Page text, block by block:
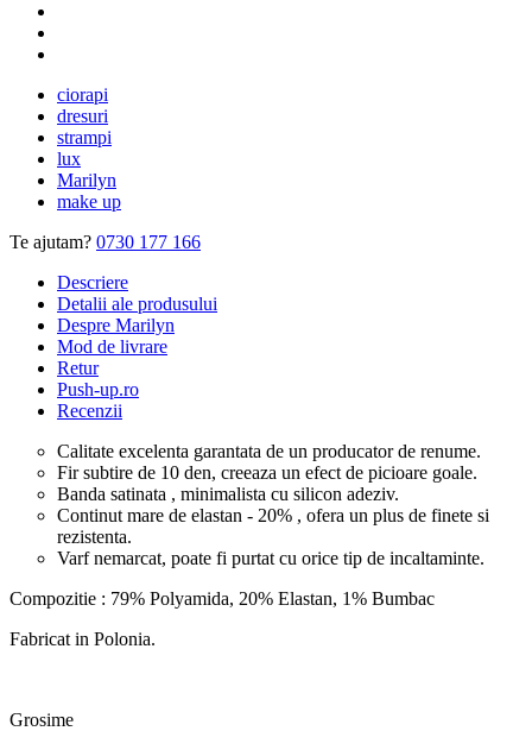
ciorapi
dresuri
strampi
lux
Marilyn
make up
Te ajutam? 0730 177 166
Descriere
Detalii ale produsului
Despre Marilyn
Mod de livrare
Retur
Push-up.ro
Recenzii
Calitate excelenta garantata de un producator de renume.
Fir subtire de 10 den, creeaza un efect de picioare goale.
Banda satinata , minimalista cu silicon adeziv.
Continut mare de elastan - 20% , ofera un plus de finete si
rezistenta.
Varf nemarcat, poate fi purtat cu orice tip de incaltaminte.
Compozitie : 79% Polyamida, 20% Elastan, 1% Bumbac
Fabricat in Polonia.
Grosime